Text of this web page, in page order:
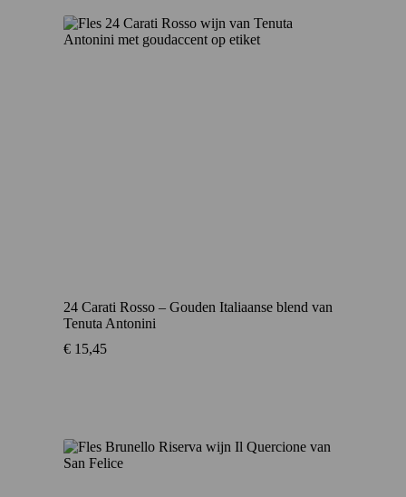
24 Carati Rosso – Gouden Italiaanse blend van
Tenuta Antonini
€ 15,45